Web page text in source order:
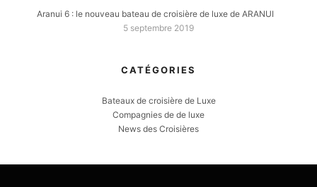
Aranui 6 : le nouveau bateau de croisière de luxe de ARANUI
5 septembre 2019
CATÉGORIES
Bateaux de croisière de Luxe
Compagnies de de luxe
News des Croisières